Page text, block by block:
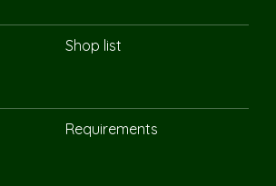
Shop list
Requirements